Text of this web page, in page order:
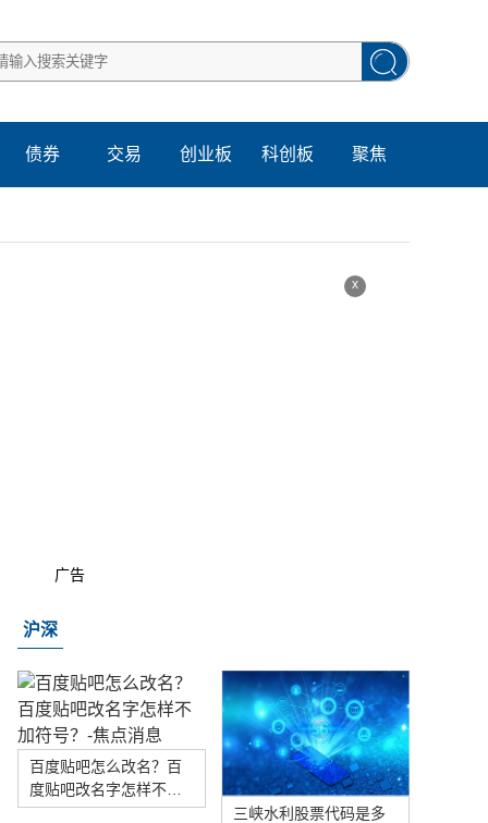
债券 交易 创业板 科创板 聚焦
x
广告
沪深
百度贴吧怎么改名？百
度贴吧改名字怎样不加
符号？-焦点消息
三峡水利股票代码是多